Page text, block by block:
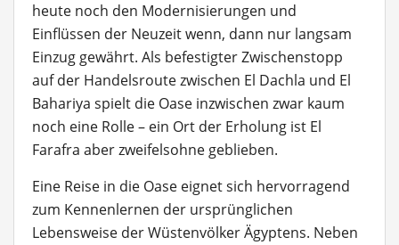
heute noch den Modernisierungen und
Einflüssen der Neuzeit wenn, dann nur langsam
Einzug gewährt. Als befestigter Zwischenstopp
auf der Handelsroute zwischen El Dachla und El
Bahariya spielt die Oase inzwischen zwar kaum
noch eine Rolle – ein Ort der Erholung ist El
Farafra aber zweifelsohne geblieben.
Eine Reise in die Oase eignet sich hervorragend
zum Kennenlernen der ursprünglichen
Lebensweise der Wüstenvölker Ägyptens. Neben